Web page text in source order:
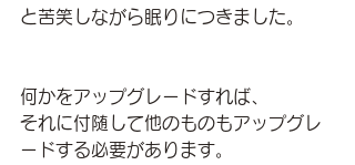
と苦笑しながら眠りにつきました。
何かをアップグレードすれば、
それに付随して他のものもアップグレ
ードする必要があります。